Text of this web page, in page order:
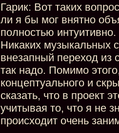
Гарик: Вот таких
ли я бы мог внятно
полностью
Никаких музыкальных
внезапный переход из
так надо. Помимо
концептуального и
сказать, что в проект
учитывая то, что я не
происходит очень